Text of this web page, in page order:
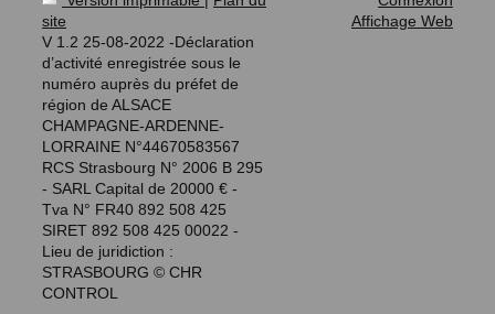
site
V 1.2 25-08-2022 -Déclaration
d’activité enregistrée sous le
numéro auprès du préfet de
région de ALSACE
CHAMPAGNE-ARDENNE-
LORRAINE N°44670583567
RCS Strasbourg N° 2006 B 295
- SARL Capital de 20000 € -
Tva N° FR40 892 508 425
SIRET 892 508 425 00022 -
Lieu de juridiction :
STRASBOURG © CHR
CONTROL
Affichage Web